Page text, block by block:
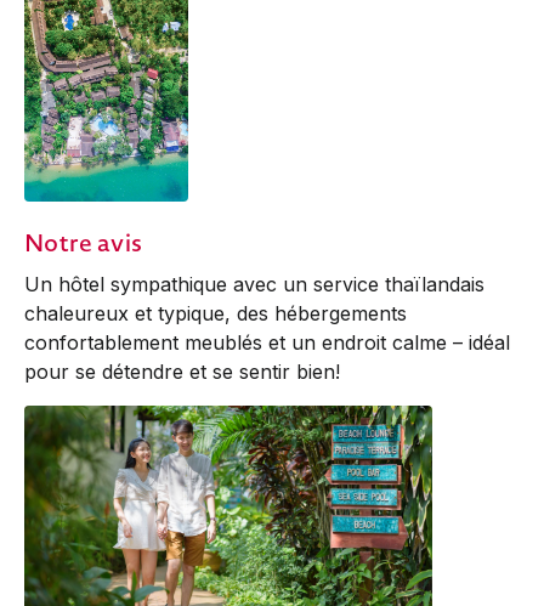
Notre avis
Un hôtel sympathique avec un service thaïlandais
chaleureux et typique, des hébergements
confortablement meublés et un endroit calme – idéal
pour se détendre et se sentir bien!